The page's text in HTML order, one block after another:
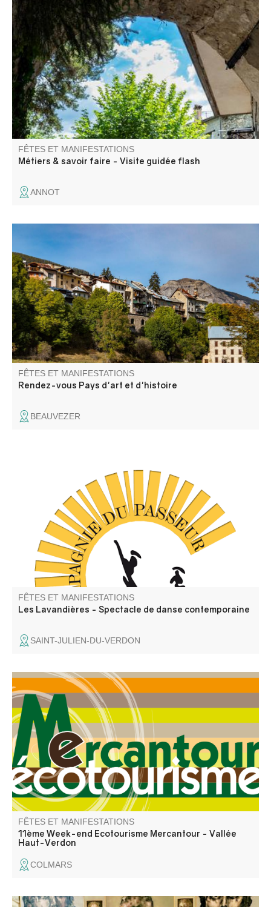
Perché à 700 m d’altitude dans la vallée de la Vaïre,
Annot se découvre à travers les métiers et savoir-faire
d’autrefois. L’eau, ressource essentielle, faisait vivre
moulins, lavoirs et ateliers, au cœur d’une économie
locale ingénieuse.
FÊTES ET MANIFESTATIONS
Métiers & savoir faire - Visite guidée flash
ANNOT
Une balade contée où récits et paroles d’un agent de
l’ONF se croisent pour évoquer le paysage et le
reboisement.
FÊTES ET MANIFESTATIONS
Rendez-vous Pays d'art et d'histoire
BEAUVEZER
C'est un spectacle de danse contemporaine (Cie du
Passeur / Efi Farmaki), fait revivre la mémoire des lavoirs
et des lavandières en chant, texte et danse. Atelier de
médiation pour les enfants avant la représentation, autour
d'objets liés aux lavoirs.
FÊTES ET MANIFESTATIONS
Les Lavandières - Spectacle de danse contemporaine
SAINT-JULIEN-DU-VERDON
Week-end Ecotourisme Mercantour organisé par
l'association Mercantour Ecotourisme dans le cadre de
son Festival du Tourisme Durable du mois de septembre
2026 et avec la collaboration de ses partenaires .
FÊTES ET MANIFESTATIONS
11ème Week-end Ecotourisme Mercantour - Vallée
Haut-Verdon
COLMARS